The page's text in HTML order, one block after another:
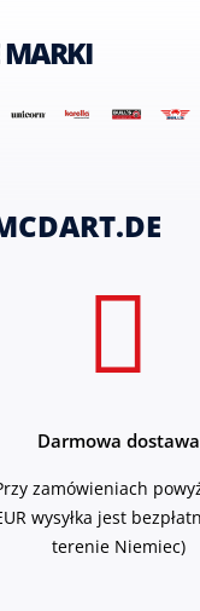
MARKI
Darmowa dostawa
zamówieniach
wysyłka jest
terenie Niemiec)